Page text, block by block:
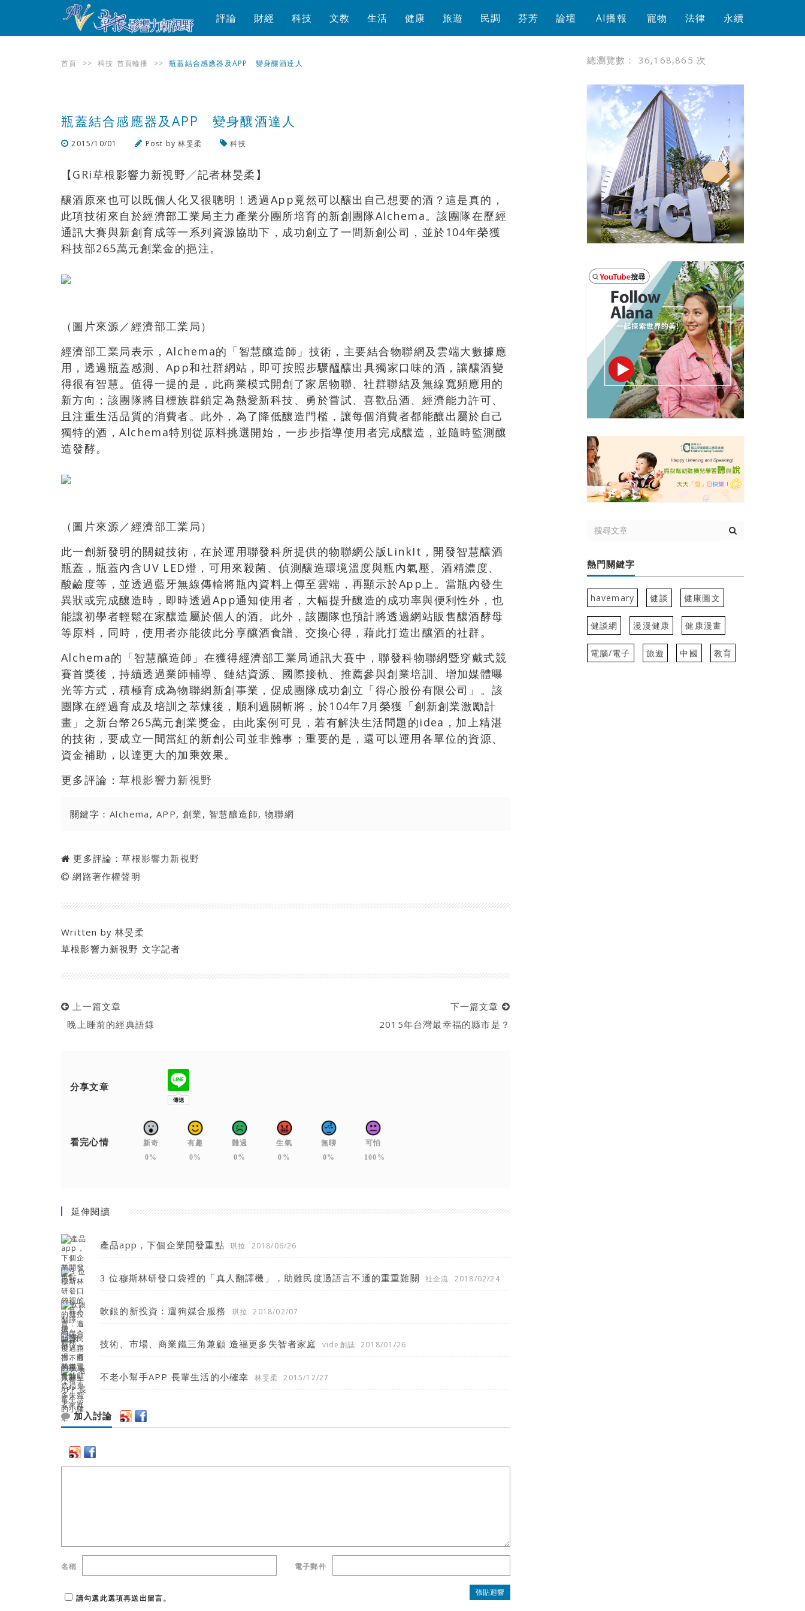
評論 財經 科技 文教 生活 健康 旅遊 民調 芬芳 論壇 AI播報 寵物 法律 永續
首頁 >> 科技 首頁輪播 >> 瓶蓋結合感應器及APP 變身釀酒達人
瓶蓋結合感應器及APP 變身釀酒達人
2015/10/01 Post by林旻柔 科技
【GRi草根影響力新視野╱記者林旻柔】
釀酒原來也可以既個人化又很聰明！透過App竟然可以釀出自己想要的酒？這是真的，
此項技術來自於經濟部工業局主力產業分團所培育的新創團隊Alchema。該團隊在歷經
通訊大賽與新創育成等一系列資源協助下，成功創立了一間新創公司，並於104年榮獲
科技部265萬元創業金的挹注。
（圖片來源／經濟部工業局）
經濟部工業局表示，Alchema的「智慧釀造師」技術，主要結合物聯網及雲端大數據應
用，透過瓶蓋感測、App和社群網站，即可按照步驟醞釀出具獨家口味的酒，讓釀酒變
得很有智慧。值得一提的是，此商業模式開創了家居物聯、社群聯結及無線寬頻應用的
新方向；該團隊將目標族群鎖定為熱愛新科技、勇於嘗試、喜歡品酒、經濟能力許可、
且注重生活品質的消費者。此外，為了降低釀造門檻，讓每個消費者都能釀出屬於自己
獨特的酒，Alchema特別從原料挑選開始，一步步指導使用者完成釀造，並隨時監測釀
造發酵。
（圖片來源／經濟部工業局）
此一創新發明的關鍵技術，在於運用聯發科所提供的物聯網公版LinkIt，開發智慧釀酒
瓶蓋，瓶蓋內含UV LED燈，可用來殺菌、偵測釀造環境溫度與瓶內氣壓、酒精濃度、
酸鹼度等，並透過藍牙無線傳輸將瓶內資料上傳至雲端，再顯示於App上。當瓶內發生
異狀或完成釀造時，即時透過App通知使用者，大幅提升釀造的成功率與便利性外，也
能讓初學者輕鬆在家釀造屬於個人的酒。此外，該團隊也預計將透過網站販售釀酒酵母
等原料，同時，使用者亦能彼此分享釀酒食譜、交換心得，藉此打造出釀酒的社群。
Alchema的「智慧釀造師」在獲得經濟部工業局通訊大賽中，聯發科物聯網暨穿戴式競
賽首獎後，持續透過業師輔導、鏈結資源、國際接軌、推薦參與創業培訓、增加媒體曝
光等方式，積極育成為物聯網新創事業，促成團隊成功創立「得心股份有限公司」。該
團隊在經過育成及培訓之萃煉後，順利過關斬將，於104年7月榮獲「創新創業激勵計
畫」之新台幣265萬元創業獎金。由此案例可見，若有解決生活問題的idea，加上精湛
的技術，要成立一間當紅的新創公司並非難事；重要的是，還可以運用各單位的資源、
資金補助，以達更大的加乘效果。
更多評論：草根影響力新視野
關鍵字： Alchema , APP, 創業 , 智慧釀造師, 物聯網
更多評論：草根影響力新視野
網路著作權聲明
Written by林旻柔
草根影響力新視野 文字記者
上一篇文章
晚上睡前的經典語錄
下一篇文章
2015年台灣最幸福的縣市是？
分享文章
看完心情
新奇
0%
有趣
0%
難過
0%
生氣
0%
無聊
0%
可怕
100%
延伸閱讀
產品app，下個企業開發重點 琪拉 2018/06/26
3 位穆斯林研發口袋裡的「真人翻譯機」，助難民度過語言不通的重重難關 社企流 2018/02/24
軟銀的新投資：遛狗媒合服務 琪拉 2018/02/07
技術、市場、商業鐵三角兼顧 造福更多失智者家庭 vide創誌 2018/01/26
不老小幫手APP 長輩生活的小確幸 林旻柔 2015/12/27
加入討論
名稱 電子郵件
請勾選此選項再送出留言。
總瀏覽數： 36,168,865 次
熱門關鍵字
havemary 健談 健康圖文
健談網 漫漫健康 健康漫畫
電腦/電子 旅遊 中國 教育